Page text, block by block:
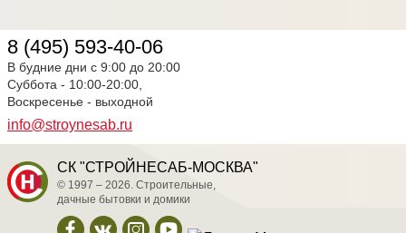
8 (495) 593-40-06
В будние дни с 9:00 до 20:00
Суббота - 10:00-20:00,
Воскресенье - выходной
info@stroynesab.ru
СК "СТРОЙНЕСАБ-МОСКВА"
© 1997 – 2026. Строительные,
дачные бытовки и домики